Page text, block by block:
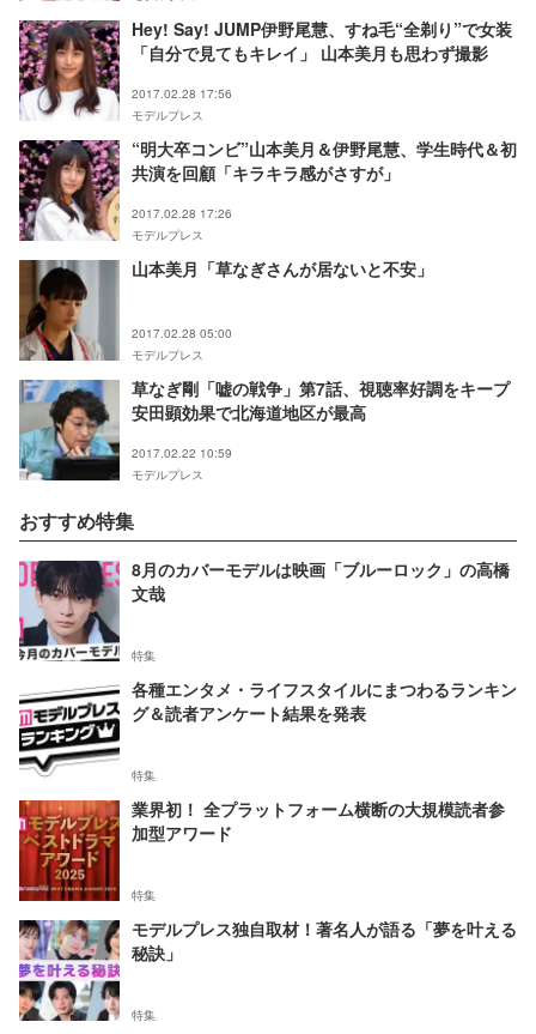
Hey! Say! JUMP伊野尾慧、すね毛“全剃り”で女装
「自分で見てもキレイ」 山本美月も思わず撮影
2017.02.28 17:56
モデルプレス
“明大卒コンビ”山本美月＆伊野尾慧、学生時代＆初
共演を回顧「キラキラ感がさすが」
2017.02.28 17:26
モデルプレス
山本美月「草なぎさんが居ないと不安」
2017.02.28 05:00
モデルプレス
草なぎ剛「嘘の戦争」第7話、視聴率好調をキープ
安田顕効果で北海道地区が最高
2017.02.22 10:59
モデルプレス
おすすめ特集
8月のカバーモデルは映画「ブルーロック」の高橋
文哉
特集
各種エンタメ・ライフスタイルにまつわるランキン
グ＆読者アンケート結果を発表
特集
業界初！ 全プラットフォーム横断の大規模読者参
加型アワード
特集
モデルプレス独自取材！著名人が語る「夢を叶える
秘訣」
特集